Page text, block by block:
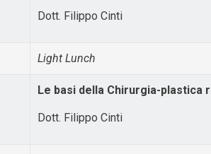
Dott. Filippo Cinti
Light Lunch
Le basi della Chirurgia-plastica
Dott. Filippo Cinti